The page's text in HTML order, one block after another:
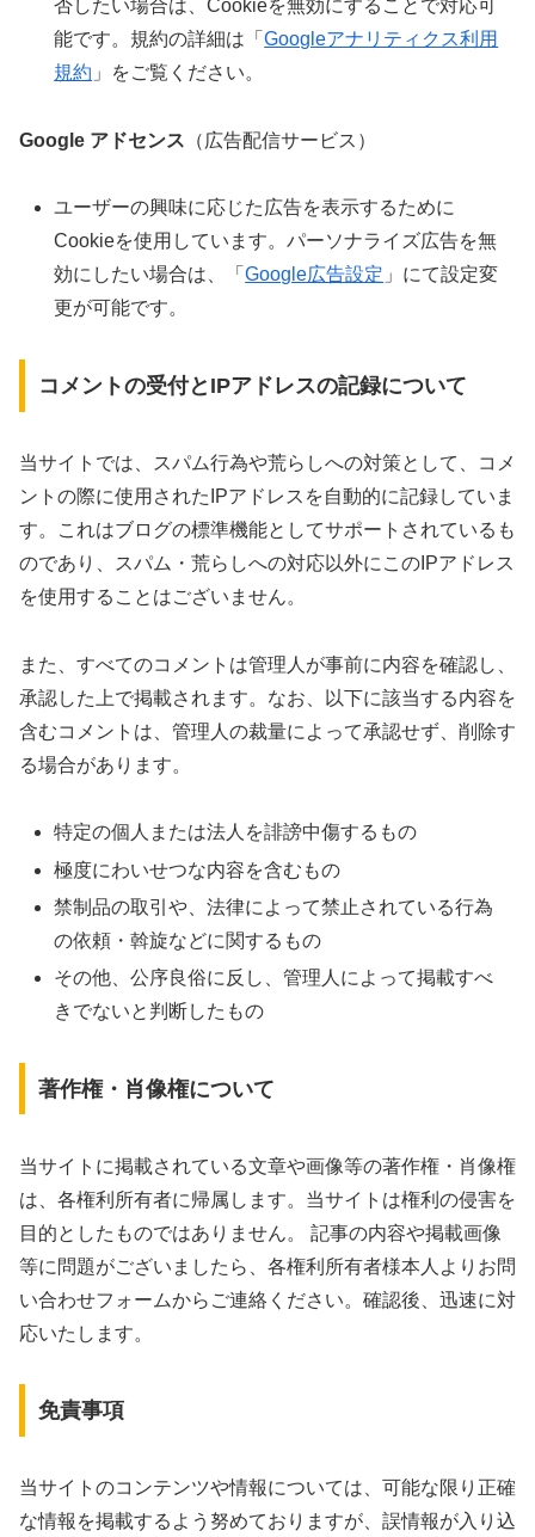
否したい場合は、Cookieを無効にすることで対応可
能です。規約の詳細は「Googleアナリティクス利用
規約 」をご覧ください。
Google アドセンス （広告配信サービス）
ユーザーの興味に応じた広告を表示するために
Cookieを使用しています。パーソナライズ広告を無
効にしたい場合は、「Google広告設定 」にて設定変
更が可能です。
コメントの受付とIPアドレスの記録について
当サイトでは、スパム行為や荒らしへの対策として、コメ
ントの際に使用されたIPアドレスを自動的に記録していま
す。これはブログの標準機能としてサポートされているも
のであり、スパム・荒らしへの対応以外にこのIPアドレス
を使用することはございません。
また、すべてのコメントは管理人が事前に内容を確認し、
承認した上で掲載されます。なお、以下に該当する内容を
含むコメントは、管理人の裁量によって承認せず、削除す
る場合があります。
特定の個人または法人を誹謗中傷するもの
極度にわいせつな内容を含むもの
禁制品の取引や、法律によって禁止されている行為
の依頼・斡旋などに関するもの
その他、公序良俗に反し、管理人によって掲載すべ
きでないと判断したもの
著作権・肖像権について
当サイトに掲載されている文章や画像等の著作権・肖像権
は、各権利所有者に帰属します。当サイトは権利の侵害を
目的としたものではありません。 記事の内容や掲載画像
等に問題がございましたら、各権利所有者様本人よりお問
い合わせフォームからご連絡ください。確認後、迅速に対
応いたします。
免責事項
当サイトのコンテンツや情報については、可能な限り正確
な情報を掲載するよう努めておりますが、誤情報が入り込